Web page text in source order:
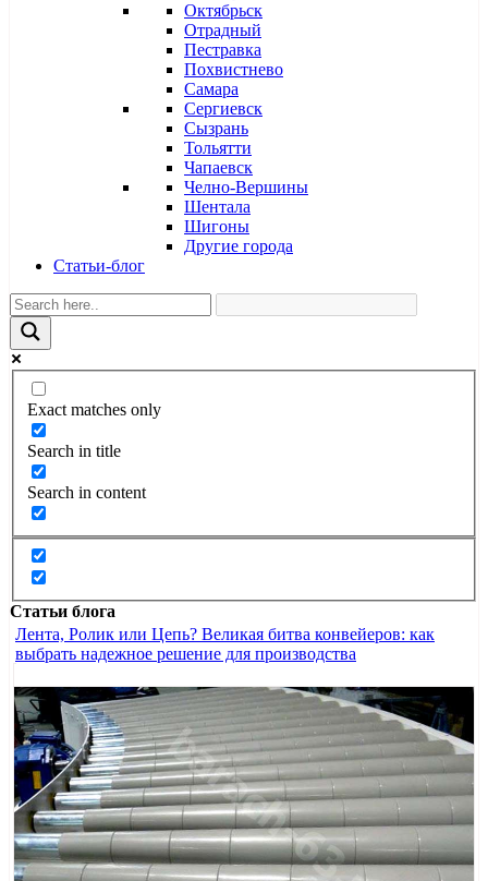
Октябрьск
Отрадный
Пестравка
Похвистнево
Самара
Сергиевск
Сызрань
Тольятти
Чапаевск
Челно-Вершины
Шентала
Шигоны
Другие города
Статьи-блог
Exact matches only
Search in title
Search in content
Статьи блога
Лента, Ролик или Цепь? Великая битва конвейеров: как
выбрать надежное решение для производства